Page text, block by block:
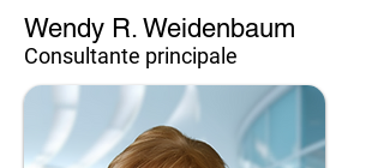
Wendy R. Weidenbaum
Consultante principale